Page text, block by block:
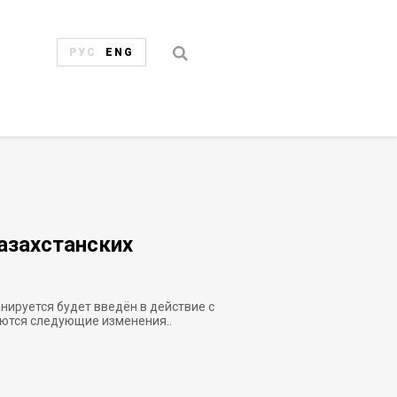
РУС ENG
будет введён в действие с
следующие изменения..